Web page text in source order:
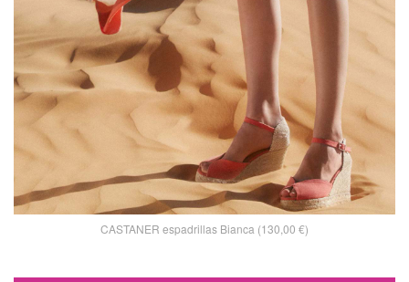
CASTANER espadrillas Bianca (130,00 €)